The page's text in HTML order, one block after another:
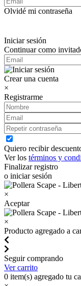
Olvidé mi contraseña
Iniciar sesión
Continuar como
Crear una cuenta
×
Registrarme
Quiero recibir
Ver los términos y
Finalizar registro
o iniciar sesión
×
Aceptar
×
Producto agregado a
Seguir comprando
Ver carrito
0 item(s) agregado tu